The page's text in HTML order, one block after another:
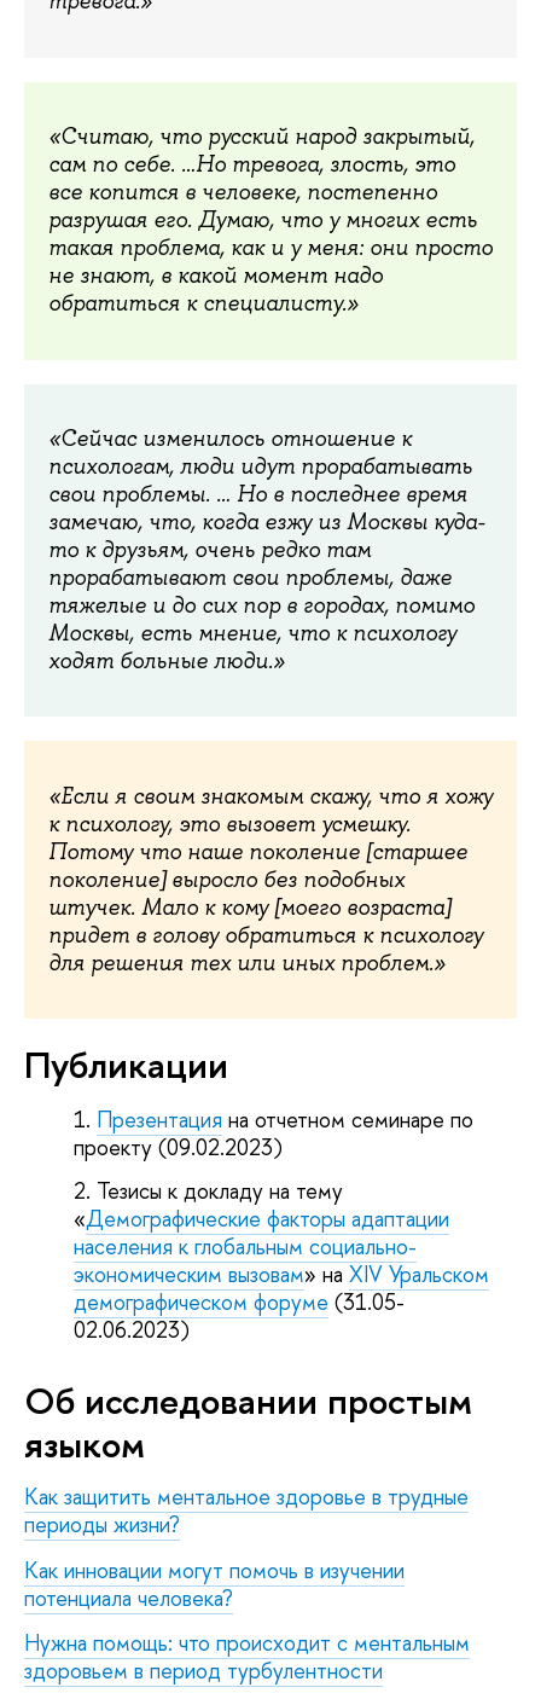
«Считаю, что русский народ закрытый,
сам по себе. …Но тревога, злость, это
все копится в человеке, постепенно
разрушая его. Думаю, что у многих есть
такая проблема, как и у меня: они просто
не знают, в какой момент надо
обратиться к специалисту.»
«Сейчас изменилось отношение к
психологам, люди идут прорабатывать
свои проблемы. … Но в последнее время
замечаю, что, когда езжу из Москвы куда-
то к друзьям, очень редко там
прорабатывают свои проблемы, даже
тяжелые и до сих пор в городах, помимо
Москвы, есть мнение, что к психологу
ходят больные люди.»
«Если я своим знакомым скажу, что я хожу
к психологу, это вызовет усмешку.
Потому что наше поколение [старшее
поколение] выросло без подобных
штучек. Мало к кому [моего возраста]
придет в голову обратиться к психологу
для решения тех или иных проблем.»
Публикации
Презентация на отчетном семинаре по
проекту (09.02.2023)
Тезисы к докладу на тему
«Демографические факторы адаптации
населения к глобальным социально-
экономическим вызовам» наXIV Уральском
демографическом форуме (31.05-
02.06.2023)
Об исследовании простым
языком
Как защитить ментальное здоровье в трудные
периоды жизни?
Как инновации могут помочь в изучении
потенциала человека?
Нужна помощь: что происходит с ментальным
здоровьем в период турбулентности